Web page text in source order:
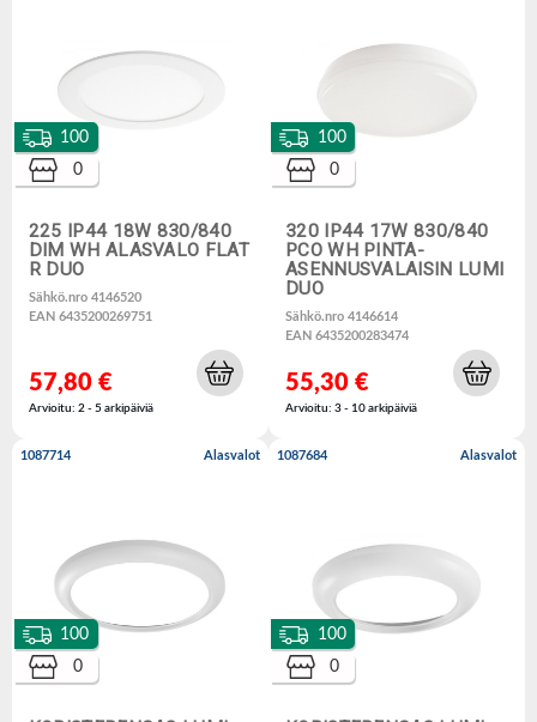
225 IP44 18W 830/840
DIM WH ALASVALO FLAT
R DUO
Sähkö.nro 4146520
EAN 6435200269751
100
0
57,80 €
Arvioitu: 2 - 5 arkipäiviä
320 IP44 17W 830/840
PCO WH PINTA-
ASENNUSVALAISIN LUMI
DUO
Sähkö.nro 4146614
EAN 6435200283474
100
0
55,30 €
Arvioitu: 3 - 10 arkipäiviä
1087714 Alasvalot
100
0
1087684 Alasvalot
100
0